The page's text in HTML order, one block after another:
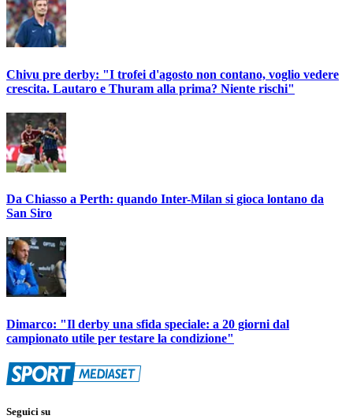
Chivu pre derby: "I trofei d'agosto non contano, voglio vedere
crescita. Lautaro e Thuram alla prima? Niente rischi"
Da Chiasso a Perth: quando Inter-Milan si gioca lontano da
San Siro
Dimarco: "Il derby una sfida speciale: a 20 giorni dal
campionato utile per testare la condizione"
Seguici su